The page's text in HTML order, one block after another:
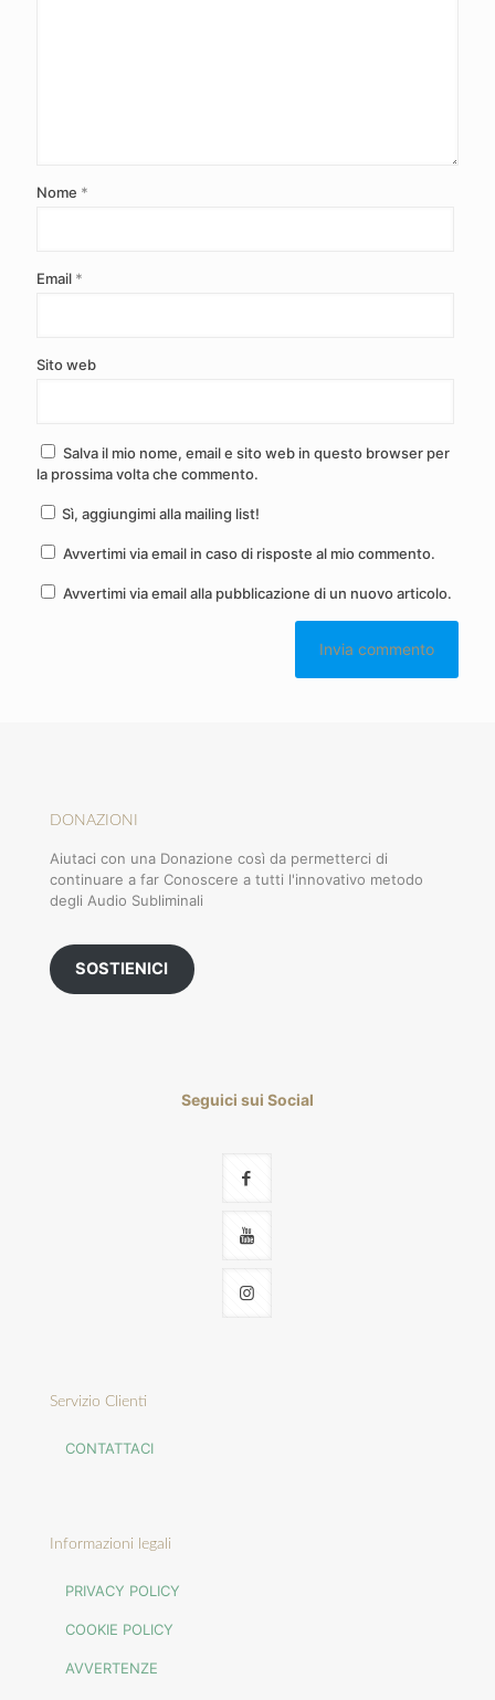
Nome *
Email *
Sito web
Salva il mio nome, email e sito web in questo browser per
la prossima volta che commento.
Sì, aggiungimi alla mailing list!
Avvertimi via email in caso di risposte al mio commento.
Avvertimi via email alla pubblicazione di un nuovo articolo.
DONAZIONI
Aiutaci con una Donazione così da permetterci di
continuare a far Conoscere a tutti l'innovativo metodo
degli Audio Subliminali
SOSTIENICI
Seguici sui Social
Servizio Clienti
CONTATTACI
Informazioni legali
PRIVACY POLICY
COOKIE POLICY
AVVERTENZE